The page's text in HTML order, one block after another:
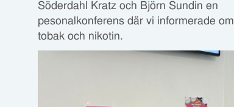
Söderdahl Kratz och Björn Sundin en
pesonalkonferens där vi informerade om
tobak och nikotin.